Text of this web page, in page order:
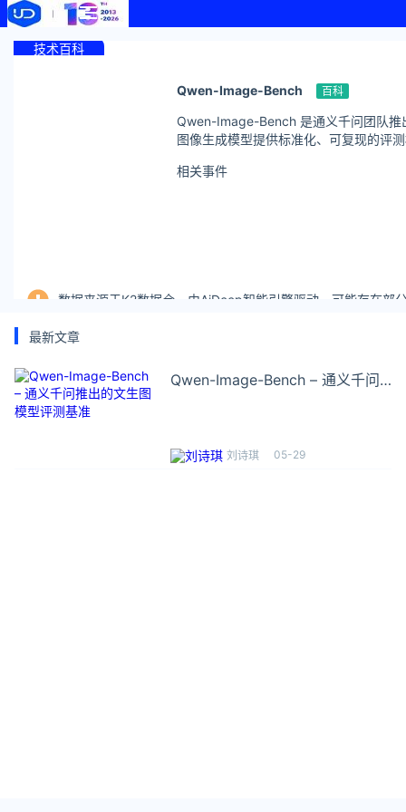
技术百科
Qwen-Image-Bench 百科
Qwen-Image-Bench 是通义千问团队推
图像生成模型提供标准化、可复现的评
相关事件
数据来源于K2数据仓，由AiDeep智能引擎驱动，可能存在部
最新文章
Qwen-Image-Bench – 通义千问
刘诗琪 05-29